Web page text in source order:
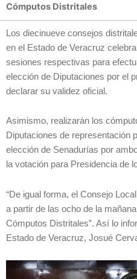
Cómputos Distritales
Los diecinueve consejos
en el Estado de Veracruz
sesiones respectivas para
elección de Diputaciones por el
declarar su validez oficial.
Asimismo, realizarán los
Diputaciones de representación
elección de Senadurías por
la votación para Presidencia de
“De igual forma, el Consejo
a partir de las ocho de la
Cómputos Distritales”. Así lo
Estado de Veracruz, Josué